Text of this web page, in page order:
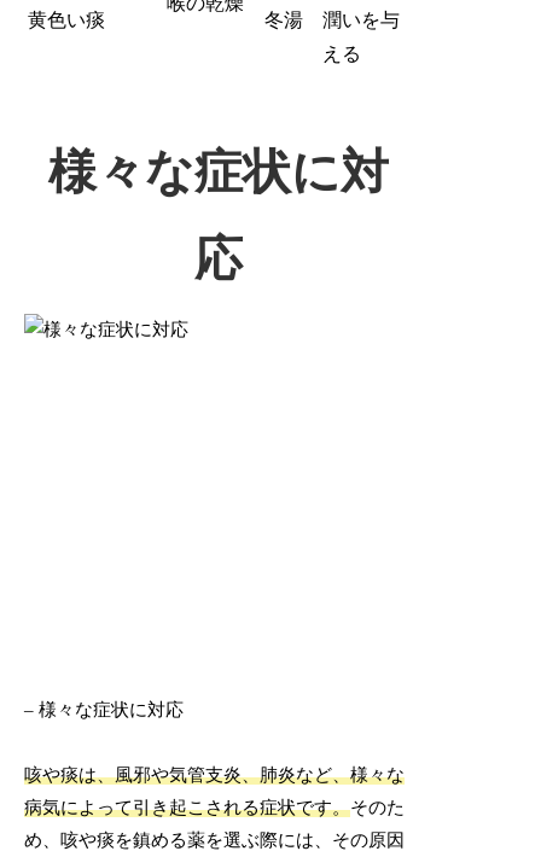
黄色い痰
冬湯
潤いを与
える
様々な症状に対
応
– 様々な症状に対応
咳や痰は、風邪や気管支炎、肺炎など、様々な
病気によって引き起こされる症状です。そのた
め、咳や痰を鎮める薬を選ぶ際には、その原因